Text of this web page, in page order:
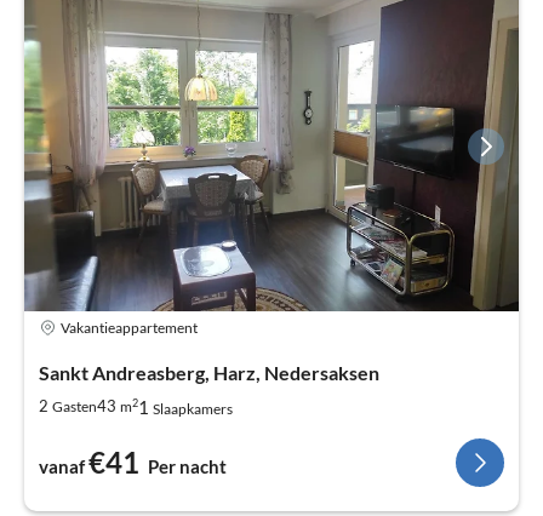
Vakantieappartement
Sankt Andreasberg, Harz, Nedersaksen
2 Gasten43 m21 Slaapkamers
vanaf€41 Per nacht